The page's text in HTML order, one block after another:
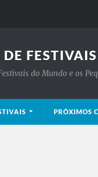
do Mundo e os
PRÓXIMOS